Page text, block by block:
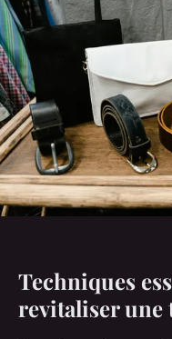
Techniques
revitaliser une